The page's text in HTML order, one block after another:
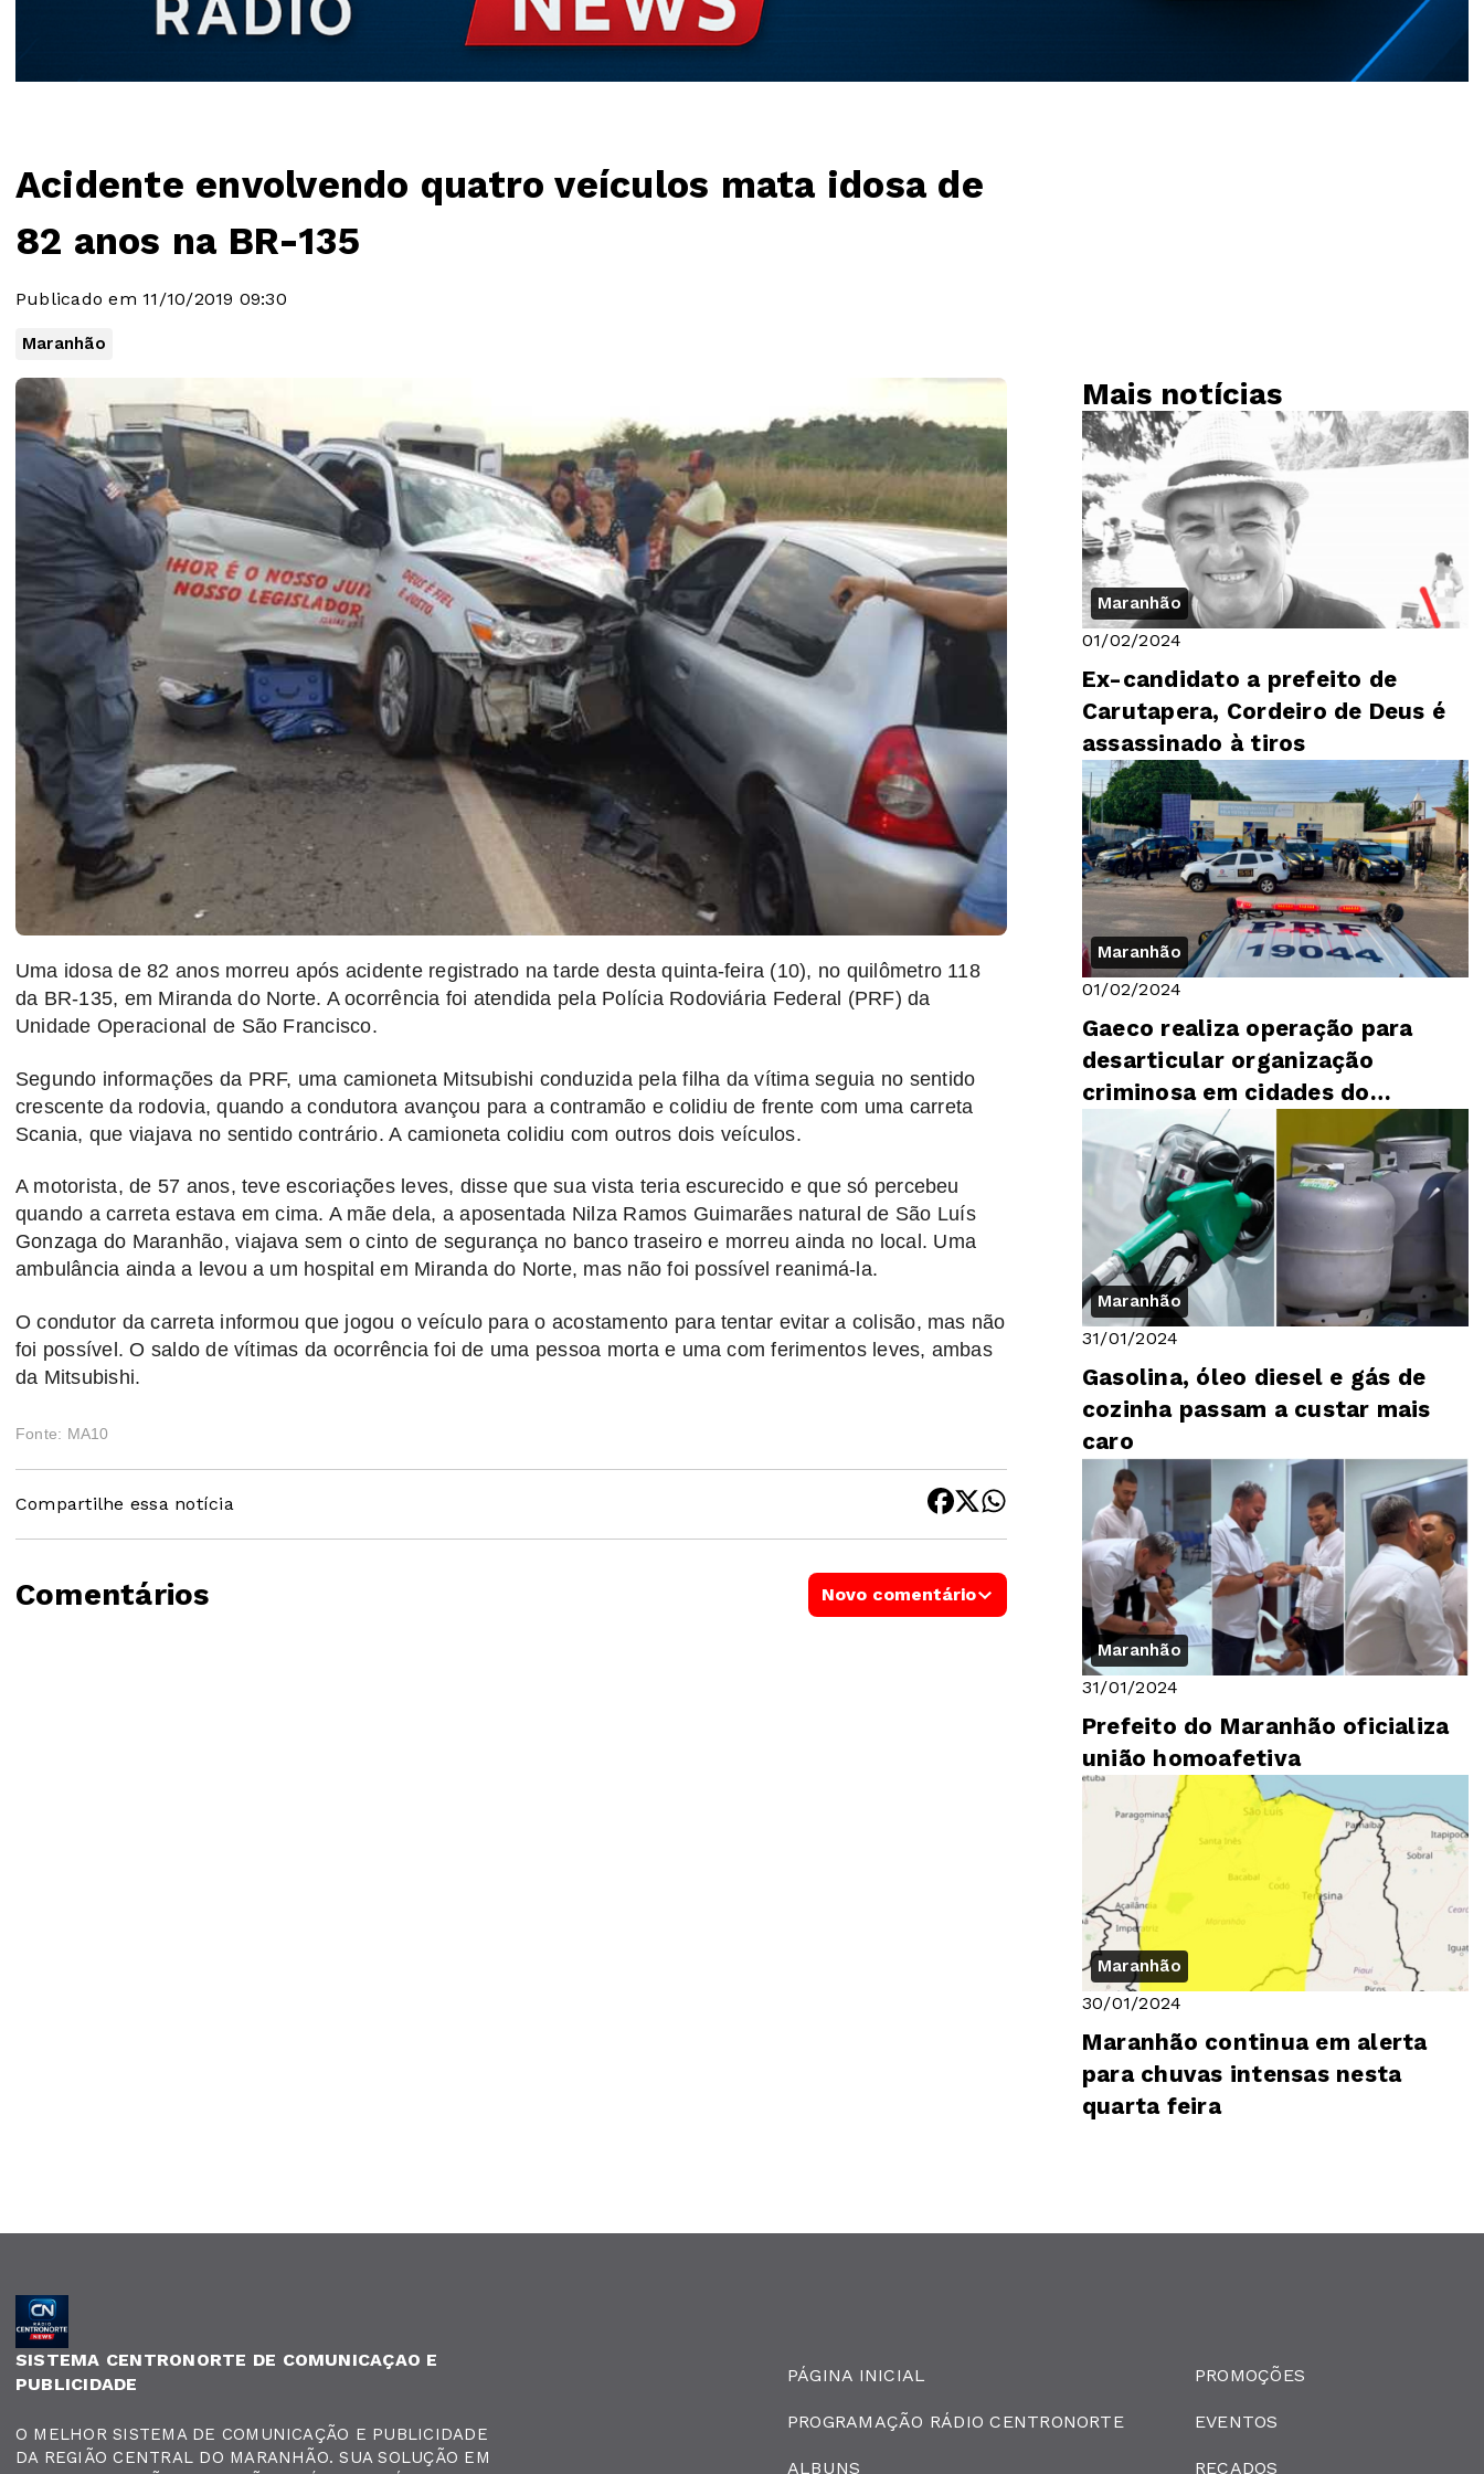
Acidente envolvendo quatro veículos mata idosa de
82 anos na BR-135
Publicado em 11/10/2019 09:30
Maranhão
Uma idosa de 82 anos morreu após acidente registrado na tarde desta quinta-feira (10), no quilômetro 118
da BR-135, em Miranda do Norte. A ocorrência foi atendida pela Polícia Rodoviária Federal (PRF) da
Unidade Operacional de São Francisco.
Segundo informações da PRF, uma camioneta Mitsubishi conduzida pela filha da vítima seguia no sentido
crescente da rodovia, quando a condutora avançou para a contramão e colidiu de frente com uma carreta
Scania, que viajava no sentido contrário. A camioneta colidiu com outros dois veículos.
A motorista, de 57 anos, teve escoriações leves, disse que sua vista teria escurecido e que só percebeu
quando a carreta estava em cima. A mãe dela, a aposentada Nilza Ramos Guimarães natural de São Luís
Gonzaga do Maranhão, viajava sem o cinto de segurança no banco traseiro e morreu ainda no local. Uma
ambulância ainda a levou a um hospital em Miranda do Norte, mas não foi possível reanimá-la.
O condutor da carreta informou que jogou o veículo para o acostamento para tentar evitar a colisão, mas não
foi possível. O saldo de vítimas da ocorrência foi de uma pessoa morta e uma com ferimentos leves, ambas
da Mitsubishi.
Fonte: MA10
Compartilhe essa notícia
Comentários Novo comentário
Mais notícias
Maranhão
01/02/2024
Ex-candidato a prefeito de
Carutapera, Cordeiro de Deus é
assassinado à tiros
Maranhão
01/02/2024
Gaeco realiza operação para
desarticular organização
criminosa em cidades do
Maranhão
Maranhão
31/01/2024
Gasolina, óleo diesel e gás de
cozinha passam a custar mais
caro
Maranhão
31/01/2024
Prefeito do Maranhão oficializa
união homoafetiva
Maranhão
30/01/2024
Maranhão continua em alerta
para chuvas intensas nesta
quarta feira
SISTEMA CENTRONORTE DE COMUNICAÇAO E
PUBLICIDADE
O MELHOR SISTEMA DE COMUNICAÇÃO E PUBLICIDADE
DA REGIÃO CENTRAL DO MARANHÃO. SUA SOLUÇÃO EM
PÁGINA INICIAL
PROGRAMAÇÃO RÁDIO CENTRONORTE
ALBUNS
PROMOÇÕES
EVENTOS
RECADOS